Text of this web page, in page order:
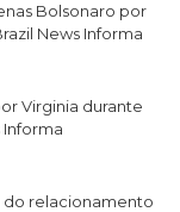
Bolsonaro por
News Informa
Virginia durante
Informa
do relacionamento